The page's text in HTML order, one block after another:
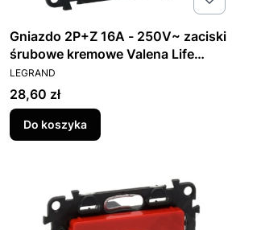
Gniazdo 2P+Z 16A - 250V~ zaciski
śrubowe kremowe Valena Life
753285
PRODUCENT
LEGRAND
Cena
28,60 zł
Do koszyka